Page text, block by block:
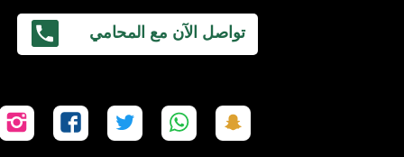
تواصل الآن مع المحامي
على
على
على
على